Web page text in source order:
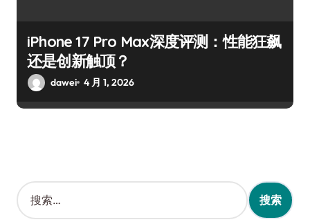
iPhone 17 Pro Max深度评测：性能狂飙
还是创新触顶？
dawei 4 月 1, 2026
搜
索
：